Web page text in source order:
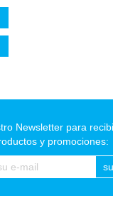
Newsletter para
y promociones: